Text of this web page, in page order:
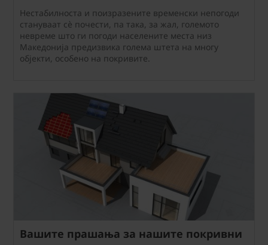
Нестабилноста и поизразените временски непогоди
стануваат сè почести, па така, за жал, големото
невреме што ги погоди населените места низ
Македонија предизвика голема штета на многу
објекти, особено на покривите.
Вашите прашања за нашите покривни